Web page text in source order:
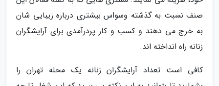
صنف نسبت به گذشته وسواس بیشتری درباره زیبایی شان
به خرج می دهند و کسب و کار پردرآمدی برای آرایشگران
زنانه راه انداخته اند.
کافی است تعداد آرایشگران زنانه یک محله تهران را